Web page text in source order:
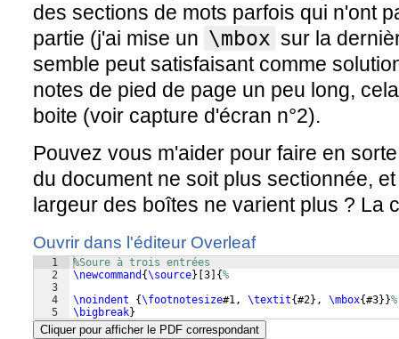
des sections de mots parfois qui n'ont
partie (j'ai mise un \mbox sur la
semble peut satisfaisant comme
notes de pied de page un peu long,
boite (voir capture d'écran n°2).
Pouvez vous m'aider pour faire en
du document ne soit plus sectionnée,
largeur des boîtes ne varient plus ? La
Ouvrir dans l'éditeur Overleaf
1
2
3
4
5
%Soure à trois entrées
\newcommand {\source} 3 {%
\noindent
{\footnotesize#1, \textit{#2} , \mbox{#3}}%
\bigbreak}
Cliquer pour afficher le PDF correspondant